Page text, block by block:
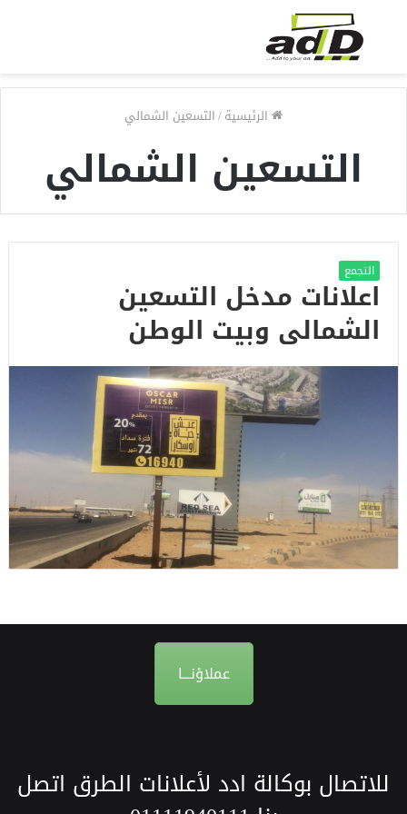
الرئيسية/التسعين الشمالي
التسعين الشمالي
التجمع
اعلانات مدخل التسعين
الشمالى وبيت الوطن
عملاؤنـــا
للاتصال بوكالة ادد لأعلانات الطرق اتصل